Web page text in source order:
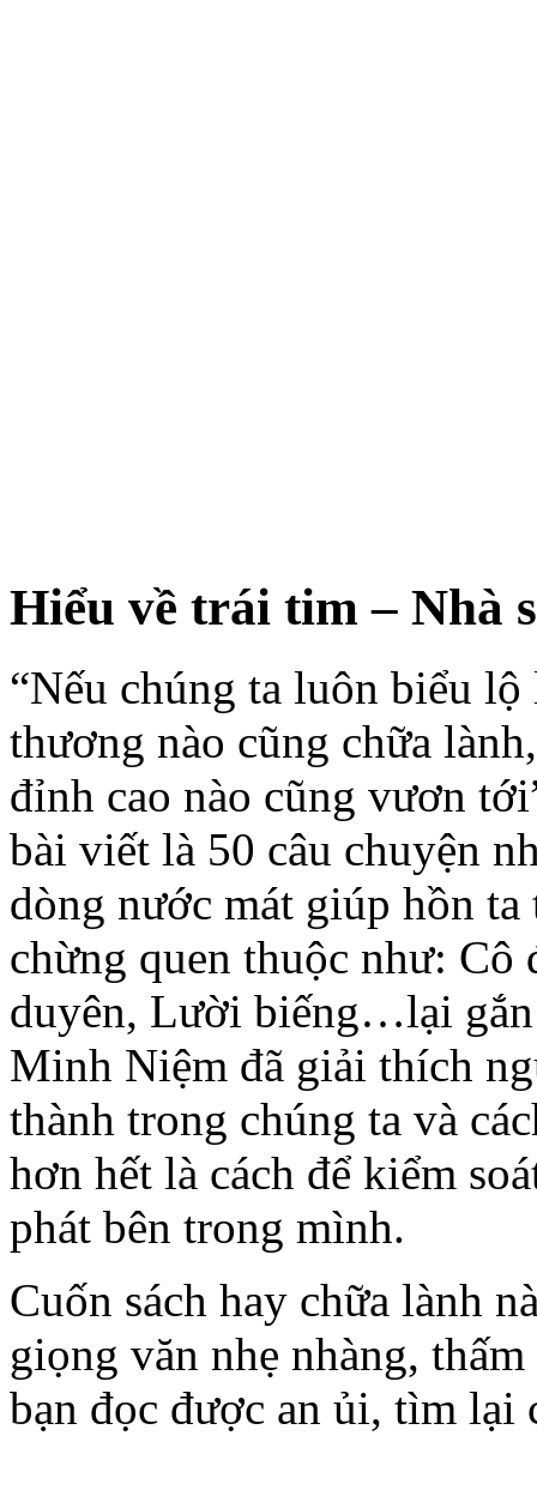
Hiểu về trái tim – Nhà
“Nếu chúng ta luôn biểu
thương nào cũng chữa
đỉnh cao nào cũng vươn
bài viết là 50 câu chuyện
dòng nước mát giúp hồn
chừng quen thuộc như:
duyên, Lười biếng…lại gắn
Minh Niệm đã giải thích
thành trong chúng ta và
hơn hết là cách để kiểm
phát bên trong mình.
Cuốn sách hay chữa lành
giọng văn nhẹ nhàng,
bạn đọc được an ủi, tìm